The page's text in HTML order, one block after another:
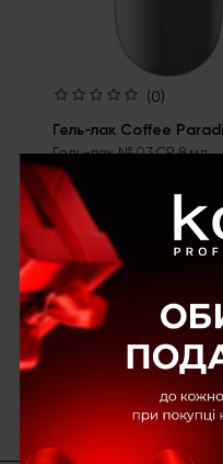
(0)
Гель-лак Coffee
Гель-лак № 03 CP, 8 мл
175 грн